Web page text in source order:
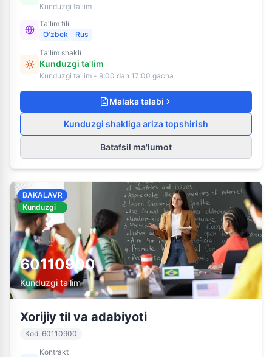
Kunduzgi ta'lim
Ta'lim tili
O'zbek
Rus
Ta'lim shakli
Kunduzgi ta'lim
Kunduzgi ta'lim - 9:00 dan 17:00 gacha
Malaka talabi
Kunduzgi shakliga ariza topshirish
Batafsil ma'lumot
60110900
Kunduzgi ta'lim
BAKALAVR
Kunduzgi
Xorijiy til va adabiyoti
Kod: 60110900
Kontrakt